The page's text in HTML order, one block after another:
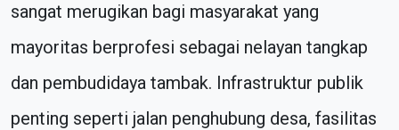
sangat merugikan bagi masyarakat yang
mayoritas berprofesi sebagai nelayan tangkap
dan pembudidaya tambak. Infrastruktur publik
penting seperti jalan penghubung desa, fasilitas